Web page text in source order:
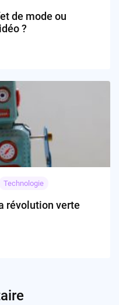
de mode ou
?
Technologie
révolution verte